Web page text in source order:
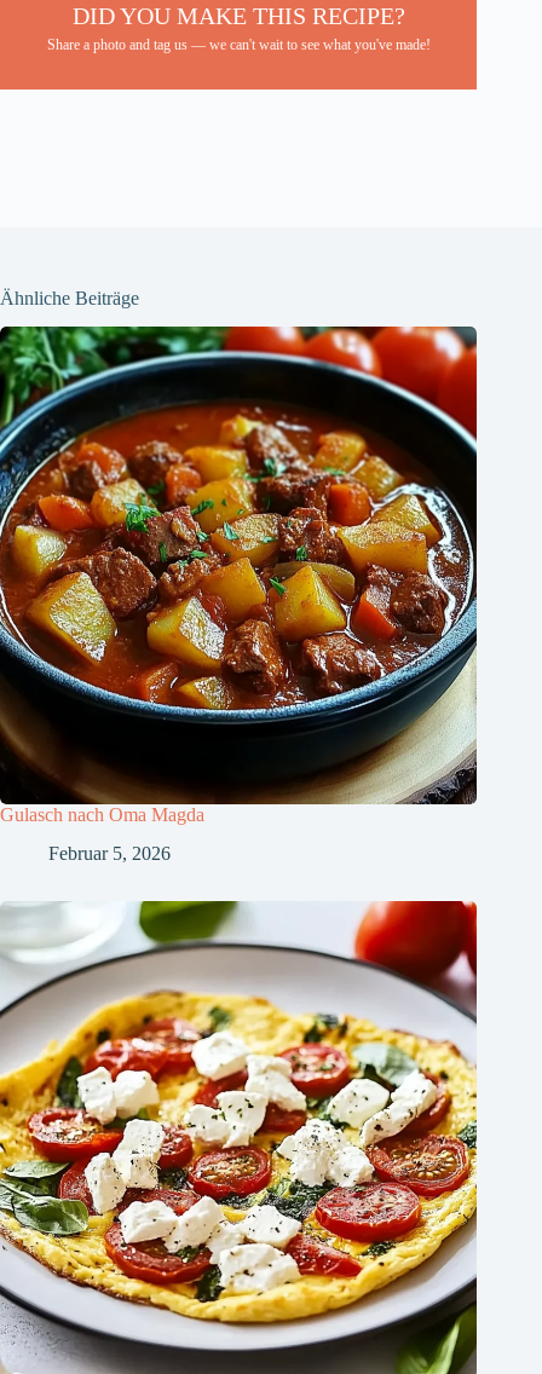
DID YOU MAKE THIS RECIPE?
Share a photo and tag us — we can't wait to see what you've made!
Ähnliche Beiträge
Gulasch nach Oma Magda
Februar 5, 2026